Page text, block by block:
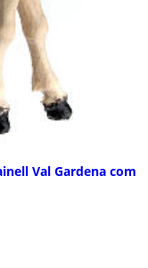
Val Gardena com